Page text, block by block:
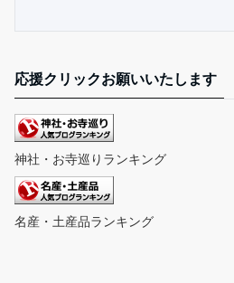
応援クリックお願いいたします
神社・お寺巡りランキング
名産・土産品ランキング